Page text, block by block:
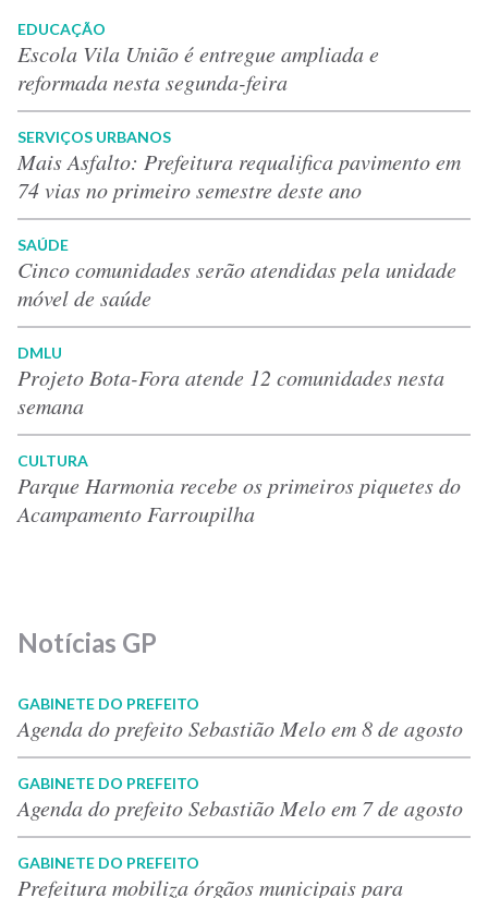
EDUCAÇÃO
Escola Vila União é entregue ampliada e
reformada nesta segunda-feira
SERVIÇOS URBANOS
Mais Asfalto: Prefeitura requalifica pavimento em
74 vias no primeiro semestre deste ano
SAÚDE
Cinco comunidades serão atendidas pela unidade
móvel de saúde
DMLU
Projeto Bota-Fora atende 12 comunidades nesta
semana
CULTURA
Parque Harmonia recebe os primeiros piquetes do
Acampamento Farroupilha
Notícias GP
GABINETE DO PREFEITO
Agenda do prefeito Sebastião Melo em 8 de agosto
GABINETE DO PREFEITO
Agenda do prefeito Sebastião Melo em 7 de agosto
GABINETE DO PREFEITO
Prefeitura mobiliza órgãos municipais para